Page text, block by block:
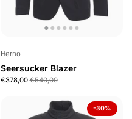
Herno
Seersucker Blazer
€378,00 €540,00
-30%